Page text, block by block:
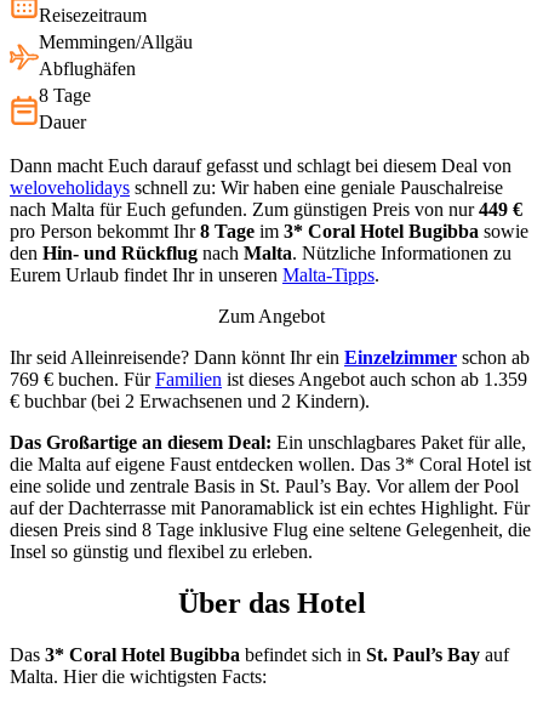
Reisezeitraum
Memmingen/Allgäu
Abflughäfen
8 Tage
Dauer
Dann macht Euch darauf gefasst und schlagt bei diesem Deal von
weloveholidays schnell zu: Wir haben eine geniale Pauschalreise
nach Malta für Euch gefunden. Zum günstigen Preis von nur449 €
pro Person bekommt Ihr8 Tage im 3* Coral Hotel Bugibba sowie
den Hin- und Rückflug nach Malta. Nützliche Informationen zu
Eurem Urlaub findet Ihr in unseren Malta-Tipps.
Zum Angebot
Ihr seid Alleinreisende? Dann könnt Ihr ein Einzelzimmer schon ab
769 € buchen. FürFamilien ist dieses Angebot auch schon ab 1.359
€ buchbar (bei 2 Erwachsenen und 2 Kindern).
Das Großartige an diesem Deal: Ein unschlagbares Paket für alle,
die Malta auf eigene Faust entdecken wollen. Das 3* Coral Hotel ist
eine solide und zentrale Basis in St. Paul’s Bay. Vor allem der Pool
auf der Dachterrasse mit Panoramablick ist ein echtes Highlight. Für
diesen Preis sind 8 Tage inklusive Flug eine seltene Gelegenheit, die
Insel so günstig und flexibel zu erleben.
Über das Hotel
Das 3* Coral Hotel Bugibba befindet sich in St. Paul’s Bay auf
Malta. Hier die wichtigsten Facts: